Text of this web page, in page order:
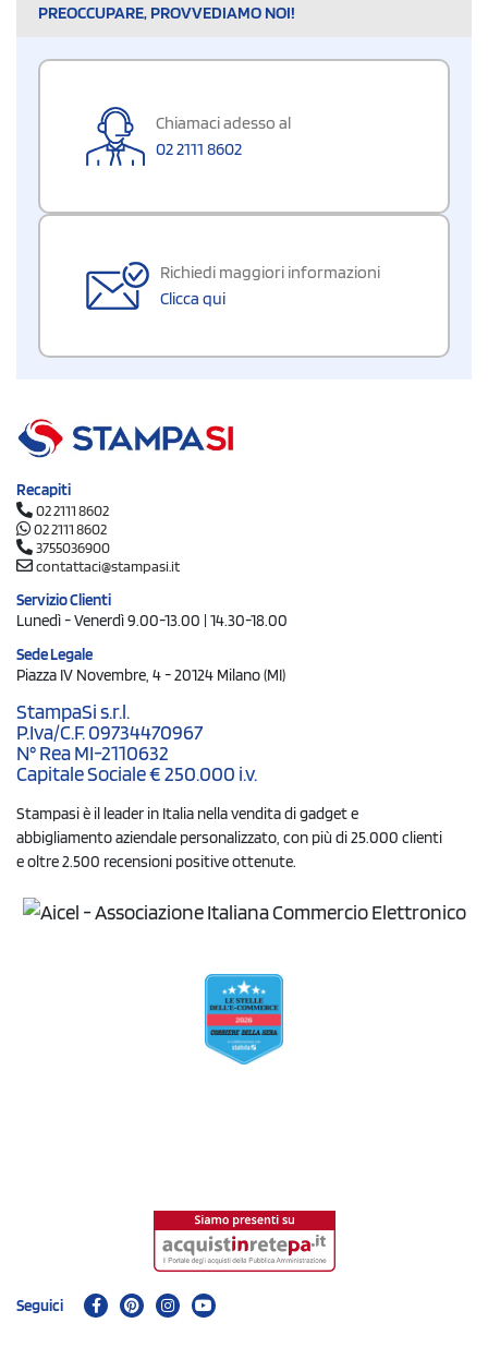
PREOCCUPARE, PROVVEDIAMO NOI!
Chiamaci adesso al
02 2111 8602
Richiedi maggiori informazioni
Clicca qui
Recapiti
02 2111 8602
02 2111 8602
3755036900
contattaci@stampasi.it
Servizio Clienti
Lunedì - Venerdì 9.00-13.00 | 14.30-18.00
Sede Legale
Piazza IV Novembre, 4 - 20124 Milano (MI)
StampaSi s.r.l.
P.Iva/C.F. 09734470967
N° Rea MI-2110632
Capitale Sociale € 250.000 i.v.
Stampasi è il leader in Italia nella vendita di gadget e
abbigliamento aziendale personalizzato, con più di 25.000 clienti
e oltre 2.500 recensioni positive ottenute.
Seguici